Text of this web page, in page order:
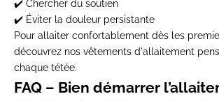
✔️ Chercher du soutien
✔️ Éviter la douleur persistante
Pour allaiter confortablement dès les
découvrez nos vêtements d'allaitement
chaque tétée.
FAQ – Bien démarrer